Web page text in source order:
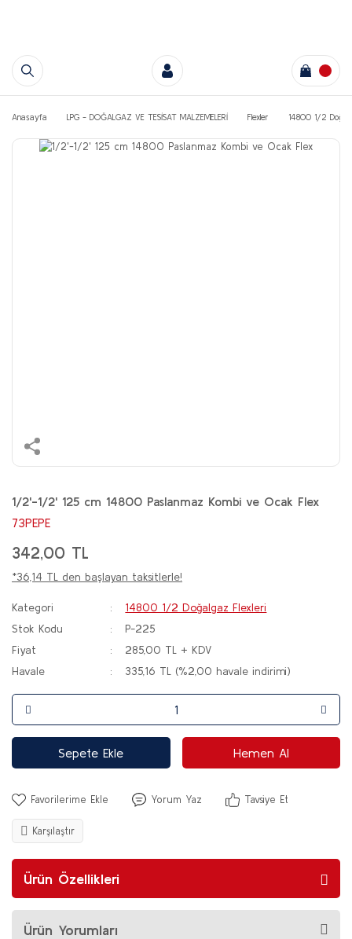
Anasayfa LPG - DOĞALGAZ VE TESİSAT MALZEMELERİ Flexler 14800 1/2
1/2'-1/2' 125 cm 14800 Paslanmaz Kombi ve Ocak Flex
73PEPE
342,00 TL
*36,14 TL den başlayan taksitlerle!
Kategori
14800 1/2 Doğalgaz Flexleri
Stok Kodu
P-225
Fiyat
285,00 TL + KDV
Havale
335,16 TL (%2,00 havale indirimi)
Sepete Ekle Hemen Al
Yorum Yaz Tavsiye Et
Karşılaştır
Ürün Özellikleri
Ürün Yorumları